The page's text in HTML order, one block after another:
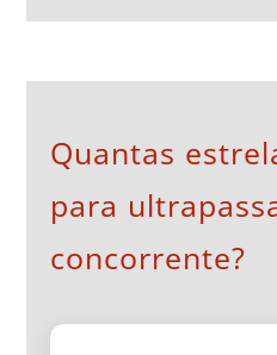
Quantas
para
concorrente?